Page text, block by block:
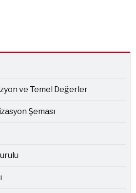
ve Temel Değerler
Şeması